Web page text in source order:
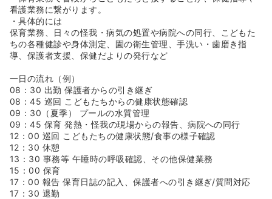
方々と共有しながら実感することが出来ます！
◆病気になりにくい生活習慣や体作りの支援が、子どもた
ちの大事な未来に繋がります。人生における健康な身体の
土台づくりに貢献するお仕事です★
◆月額1万円から借り上げ社宅制度を活用することができ
ます！
◆単身の方はもちろん、ご家族であれば同居人の方がいて
も対象となります！
◆現在お住まいの賃貸から社宅制度に切り替え可能！
※条件がございます。詳細はキャリアアドバイザーへお問
い合わせください。
≪従業員持株会制度がとても人気です！≫
◆日本企業10社しか行っていない、脅威の奨励金50％と
なっております！
看護業務に繋がります。
・具体的には
保育業務、日々の怪我・病気の処置や病院への同行、こどもた
ちの各種健診や身体測定、園の衛生管理、手洗い・歯磨き指
導、保護者支援、保健だよりの発行など
一日の流れ（例）
08：30 出勤 保護者からの引き継ぎ
08：45 巡回 こどもたちからの健康状態確認
09：30（夏季） プールの水質管理
09：45 保育 発熱・怪我の現場からの報告、病院への同行
12：00 巡回 こどもたちの健康状態/食事の様子確認
12：30 休憩
13：30 事務等 午睡時の呼吸確認、その他保健業務
15：00 保育
17：00 報告 保育日誌の記入、保護者への引き継ぎ/質問対応
17：30 退勤